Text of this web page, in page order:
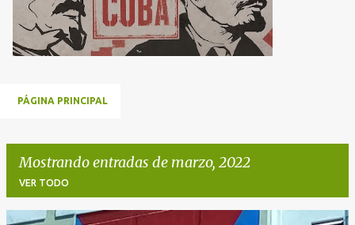
PÁGINA PRINCIPAL
Mostrando entradas de marzo, 2022
VER TODO